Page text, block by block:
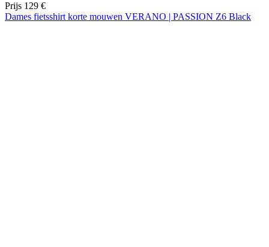
Prijs 129 €
Dames fietsshirt korte mouwen VERANO | PASSION Z6 Black